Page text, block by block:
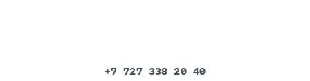
+7 727 338 20 40